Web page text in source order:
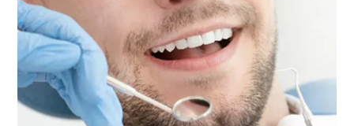
fazer
tratamento
dentário?